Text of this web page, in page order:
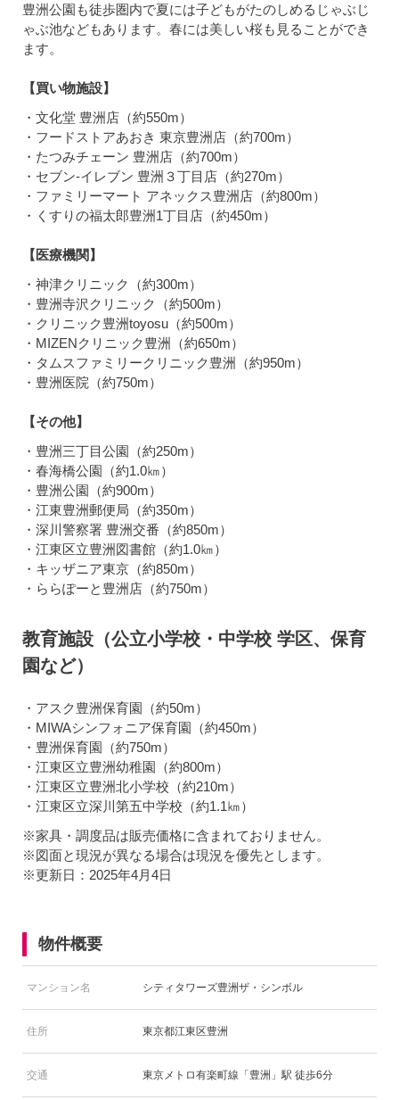
豊洲公園も徒歩圏内で夏には子どもがたのしめるじゃぶじ
ゃぶ池などもあります。春には美しい桜も見ることができ
ます。
【買い物施設】
・文化堂 豊洲店（約550m）
・フードストアあおき 東京豊洲店（約700m）
・たつみチェーン 豊洲店（約700m）
・セブン-イレブン 豊洲３丁目店（約270m）
・ファミリーマート アネックス豊洲店（約800m）
・くすりの福太郎豊洲1丁目店（約450m）
【医療機関】
・神津クリニック（約300m）
・豊洲寺沢クリニック（約500m）
・クリニック豊洲toyosu（約500m）
・MIZENクリニック豊洲（約650m）
・タムスファミリークリニック豊洲（約950m）
・豊洲医院（約750m）
【その他】
・豊洲三丁目公園（約250m）
・春海橋公園（約1.0㎞）
・豊洲公園（約900m）
・江東豊洲郵便局（約350m）
・深川警察署 豊洲交番（約850m）
・江東区立豊洲図書館（約1.0㎞）
・キッザニア東京（約850m）
・ららぽーと豊洲店（約750m）
教育施設（公立小学校・中学校 学区、保育
園など）
・アスク豊洲保育園（約50m）
・MIWAシンフォニア保育園（約450m）
・豊洲保育園（約750m）
・江東区立豊洲幼稚園（約800m）
・江東区立豊洲北小学校（約210m）
・江東区立深川第五中学校（約1.1㎞）
※家具・調度品は販売価格に含まれておりません。
※図面と現況が異なる場合は現況を優先とします。
※更新日：2025年4月4日
物件概要
マンション名 シティタワーズ豊洲ザ・シンボル
住所 東京都江東区豊洲
交通 東京メトロ有楽町線「豊洲」駅 徒歩6分